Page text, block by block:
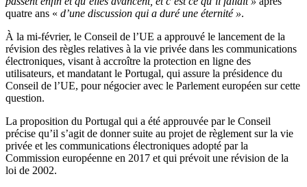
quatre ans « d’une discussion qui a duré une éternité ».
À la mi-février, le Conseil de l’UE a approuvé le lancement de la
révision des règles relatives à la vie privée dans les communications
électroniques, visant à accroître la protection en ligne des
utilisateurs, et mandatant le Portugal, qui assure la présidence du
Conseil de l’UE, pour négocier avec le Parlement européen sur cette
question.
La proposition du Portugal qui a été approuvée par le Conseil
précise qu’il s’agit de donner suite au projet de règlement sur la vie
privée et les communications électroniques adopté par la
Commission européenne en 2017 et qui prévoit une révision de la
loi de 2002.